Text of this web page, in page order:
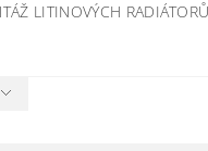
LITINOVÝCH RADIÁTORŮ